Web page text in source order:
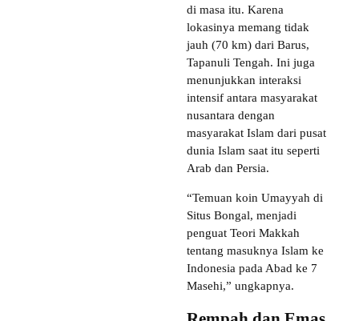
di masa itu. Karena
lokasinya memang tidak
jauh (70 km) dari Barus,
Tapanuli Tengah. Ini juga
menunjukkan interaksi
intensif antara masyarakat
nusantara dengan
masyarakat Islam dari pusat
dunia Islam saat itu seperti
Arab dan Persia.
“Temuan koin Umayyah di
Situs Bongal, menjadi
penguat Teori Makkah
tentang masuknya Islam ke
Indonesia pada Abad ke 7
Masehi,” ungkapnya.